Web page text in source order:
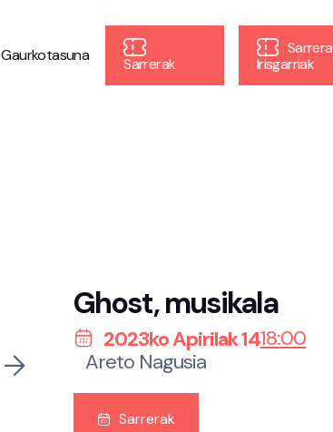
Gaurkotasuna Sarrerak
Sarrera
Irisgarriak
Ghost, musikala
2023ko Apirilak 1418:00
Areto Nagusia
Sarrerak